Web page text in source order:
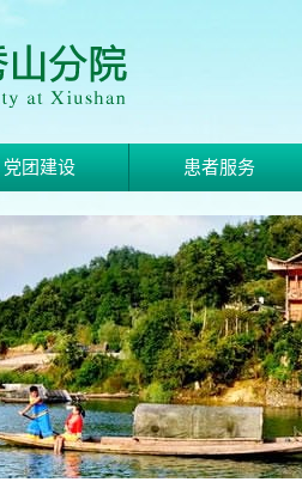
党团建设 患者服务